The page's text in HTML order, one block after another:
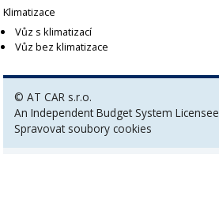
Klimatizace
Vůz s klimatizací
Vůz bez klimatizace
© AT CAR s.r.o.
An Independent Budget System Licensee
Spravovat soubory cookies